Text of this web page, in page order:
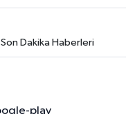
Son Dakika Haberleri